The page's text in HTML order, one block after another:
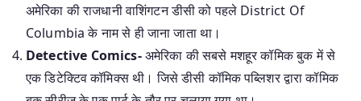
अमेरिका की राजधानी वाशिंगटन डीसी को पहले District Of
Columbia के नाम से ही जाना जाता था।
Detective Comics-अमेरिका की सबसे मशहूर कॉमिक बुक में से
एक डिटेक्टिव कॉमिक्स थी। जिसे डीसी कॉमिक पब्लिशर द्वारा कॉमिक